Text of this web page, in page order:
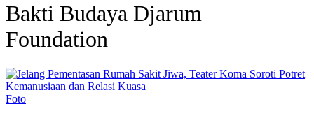
Bakti Budaya Djarum
Foundation
Foto